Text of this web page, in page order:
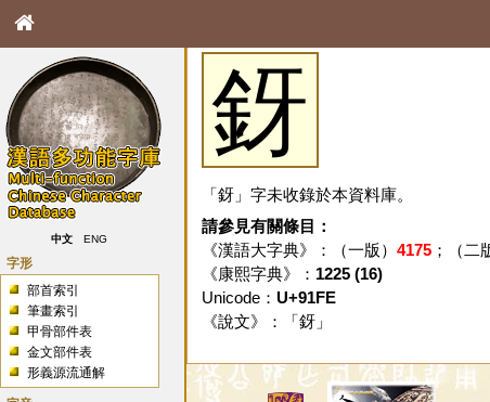
中文 ENG
字形
部首索引
筆畫索引
甲骨部件表
金文部件表
形義源流通解
釾
「釾」字未收錄於本資料庫。
請參見有關條目：
《漢語大字典》：（一版） 4175；（二
《康熙字典》： 1225 (16)
Unicode： U+91FE
《說文》：「 釾」